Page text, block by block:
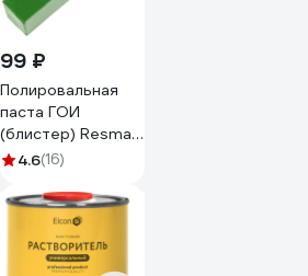
99 ₽
Полировальная
паста ГОИ
(блистер) Resmat
2705
4.6(16)